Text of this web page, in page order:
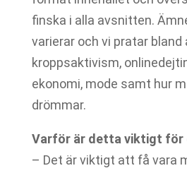
finska i alla avsnitten.
varierar och vi pratar bland
kroppsaktivism,
ekonomi, mode samt hur
drömmar.
Varför är detta viktigt för
– Det är viktigt att få vara